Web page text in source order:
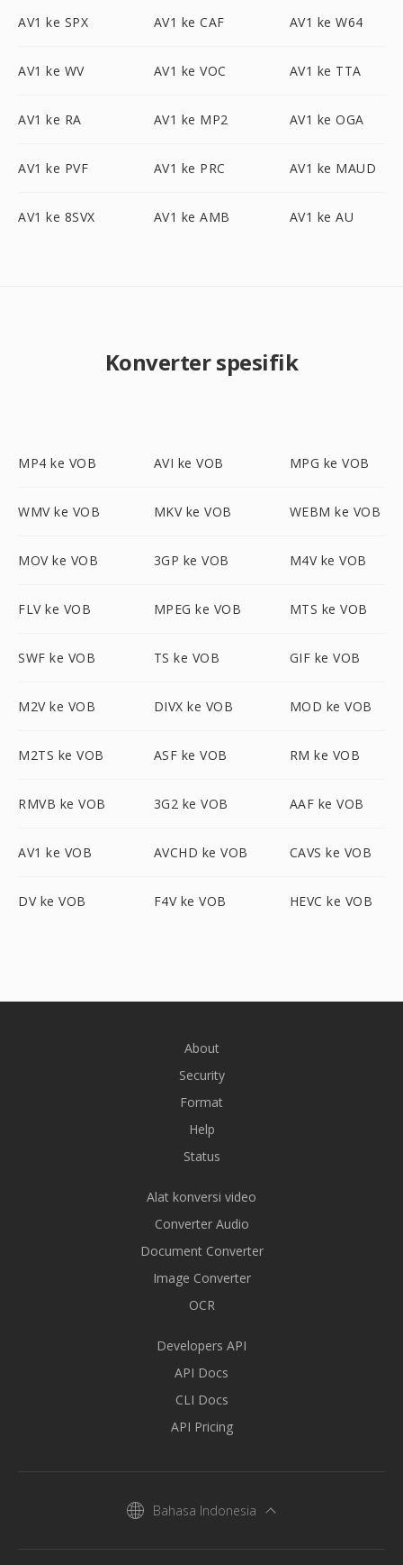
AV1 ke SPX AV1 ke CAF AV1 ke W64
AV1 ke WV AV1 ke VOC AV1 ke TTA
AV1 ke RA AV1 ke MP2 AV1 ke OGA
AV1 ke PVF AV1 ke PRC AV1 ke MAUD
AV1 ke 8SVX AV1 ke AMB AV1 ke AU
Konverter spesifik
MP4 ke VOB AVI ke VOB MPG ke VOB
WMV ke VOB MKV ke VOB WEBM ke VOB
MOV ke VOB 3GP ke VOB M4V ke VOB
FLV ke VOB MPEG ke VOB MTS ke VOB
SWF ke VOB TS ke VOB GIF ke VOB
M2V ke VOB DIVX ke VOB MOD ke VOB
M2TS ke VOB ASF ke VOB RM ke VOB
RMVB ke VOB 3G2 ke VOB AAF ke VOB
AV1 ke VOB AVCHD ke VOB CAVS ke VOB
DV ke VOB F4V ke VOB HEVC ke VOB
About
Security
Format
Help
Status
Alat konversi video
Converter Audio
Document Converter
Image Converter
OCR
Developers API
API Docs
CLI Docs
API Pricing
Bahasa Indonesia